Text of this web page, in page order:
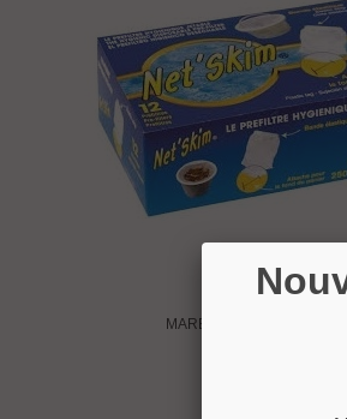
MAREVA Préfiltre skimmer